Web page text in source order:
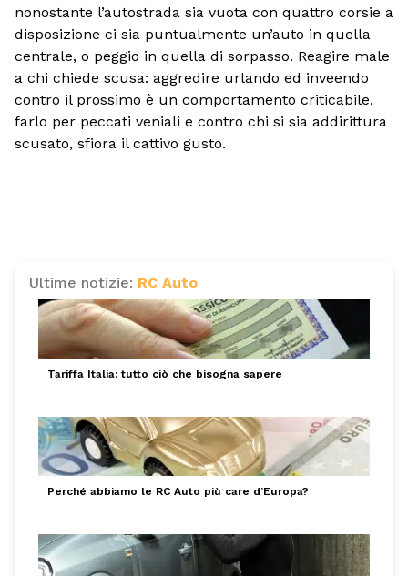
nonostante l’autostrada sia vuota con quattro corsie a
disposizione ci sia puntualmente un’auto in quella
centrale, o peggio in quella di sorpasso. Reagire male
a chi chiede scusa: aggredire urlando ed inveendo
contro il prossimo è un comportamento criticabile,
farlo per peccati veniali e contro chi si sia addirittura
scusato, sfiora il cattivo gusto.
Ultime notizie: RC Auto
Tariffa Italia: tutto ciò che bisogna sapere
Perché abbiamo le RC Auto più care d’Europa?